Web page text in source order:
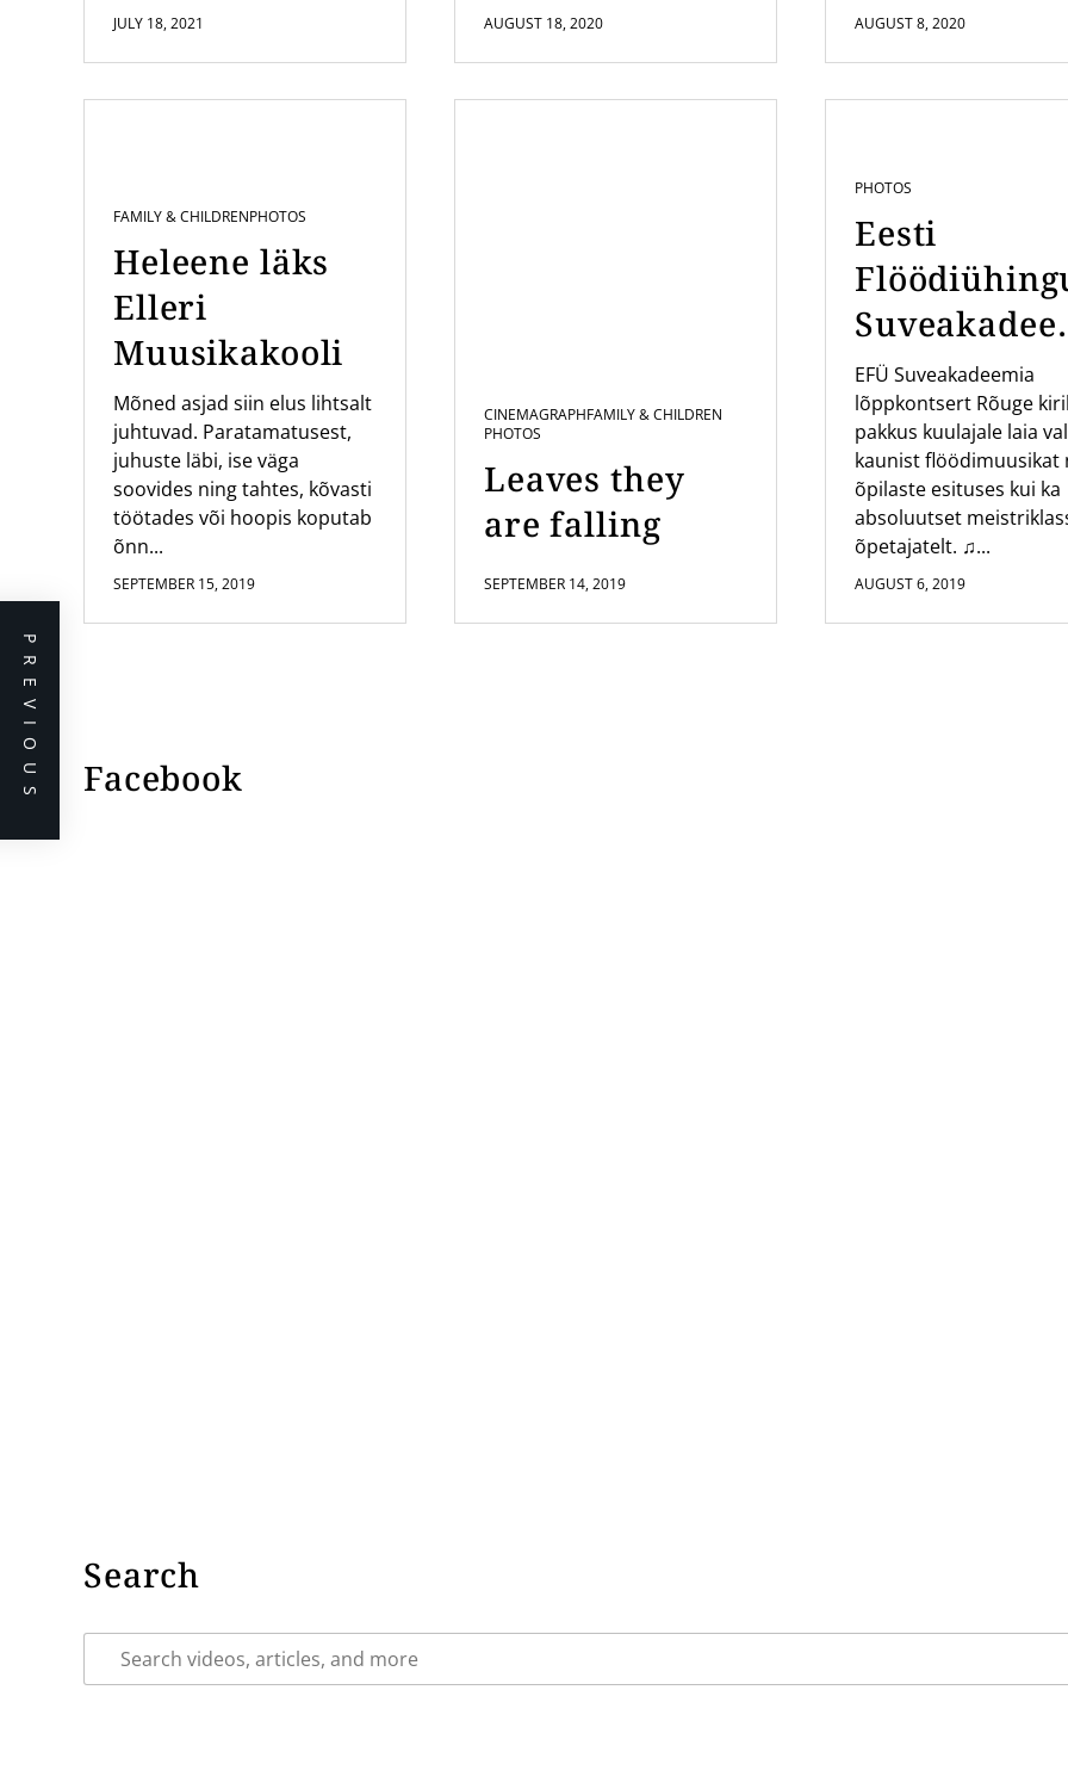
PREVIOUS
JULY 18, 2021 AUGUST 18, 2020 AUGUST 8, 2020
FAMILY & CHILDRENPHOTOS
Heleene läks
Elleri
Muusikakooli
Mõned asjad siin elus lihtsalt
juhtuvad. Paratamatusest,
juhuste läbi, ise väga
soovides ning tahtes, kõvasti
töötades või hoopis koputab
õnn...
SEPTEMBER 15, 2019
CINEMAGRAPHFAMILY & CHILDREN
PHOTOS
Leaves they
are falling
SEPTEMBER 14, 2019
PHOTOS
Eesti
a kontsert
Rõuge
EFÜ Suveakadeemia
lõppkontsert Rõuge
pakkus kuulajale laia
kaunist flöödimuusikat
õpilaste esituses kui ka
absoluutset
õpetajatelt. ♫...
AUGUST 6, 2019
Facebook
Search